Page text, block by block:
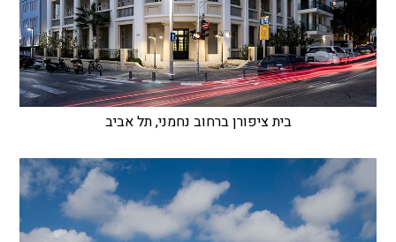
בית ציפורן ברחוב נחמני, תל אביב